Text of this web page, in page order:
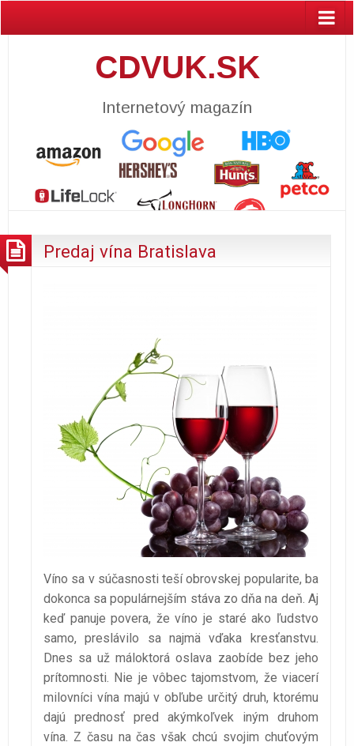
CDVUK.SK
Internetový magazín
Predaj vína Bratislava
Víno sa v súčasnosti teší obrovskej popularite, ba
dokonca sa populárnejším stáva zo dňa na deň. Aj
keď panuje povera, že víno je staré ako ľudstvo
samo, preslávilo sa najmä vďaka kresťanstvu.
Dnes sa už máloktorá oslava zaobíde bez jeho
prítomnosti. Nie je vôbec tajomstvom, že viacerí
milovníci vína majú v obľube určitý druh, ktorému
dajú prednosť pred akýmkoľvek iným druhom
vína. Z času na čas však chcú svojim chuťovým